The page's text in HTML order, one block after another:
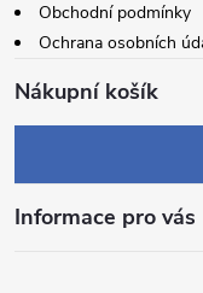
Obchodní podmínky
Ochrana osobních
Nákupní košík
Informace pro vás